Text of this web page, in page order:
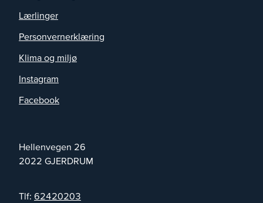
Hellenvegen 26
2022 GJERDRUM
Tlf: 62420203
Lærlinger
Personvernerklæring
Klima og miljø
Instagram
Facebook